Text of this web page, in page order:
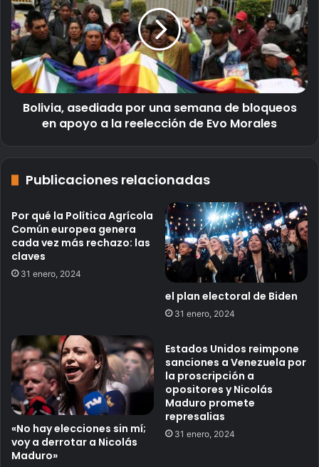
n
i
c
o
Bolivia, asediada por una semana de bloqueos
en apoyo a la reelección de Evo Morales
Publicaciones relacionadas
Por qué la Política Agrícola
Común europea genera
cada vez más rechazo: las
claves
31 enero, 2024
el plan electoral de Biden
31 enero, 2024
«No hay elecciones sin mí;
voy a derrotar a Nicolás
Maduro»
Estados Unidos reimpone
sanciones a Venezuela por
la proscripción a
opositores y Nicolás
Maduro promete
represalias
31 enero, 2024